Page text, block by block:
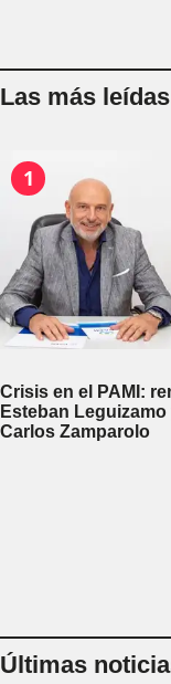
Las más leídas
1
Crisis en el PAMI:
Esteban
Carlos Zamparolo
Últimas